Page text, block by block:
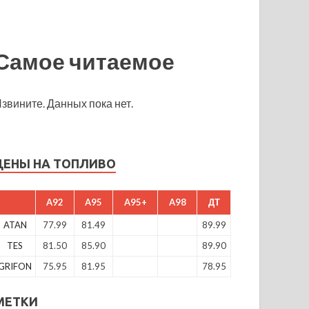
читаемое
Данных пока нет.
НА ТОПЛИВО
A92 A95 A95+ A98 ДТ
ATAN 77.99 81.49
89.99
TES
81.50 85.90
89.90
75.95 81.95 78.95